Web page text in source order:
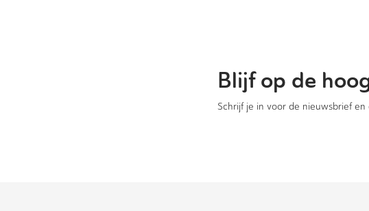
Blijf op de
Schrijf je in voor de nieuwsbrief